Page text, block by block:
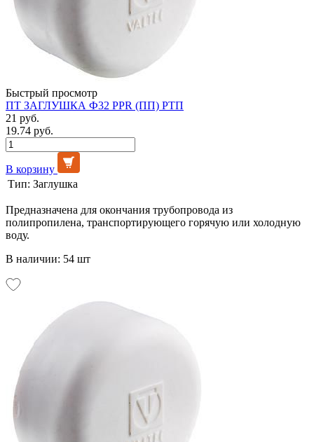
Быстрый просмотр
ПТ ЗАГЛУШКА Ф32 PPR (ПП) РТП
21 руб.
19.74 руб.
В корзину
Тип: Заглушка
Предназначена для окончания трубопровода из
полипропилена, транспортирующего горячую или холодную
воду.
В наличии: 54 шт